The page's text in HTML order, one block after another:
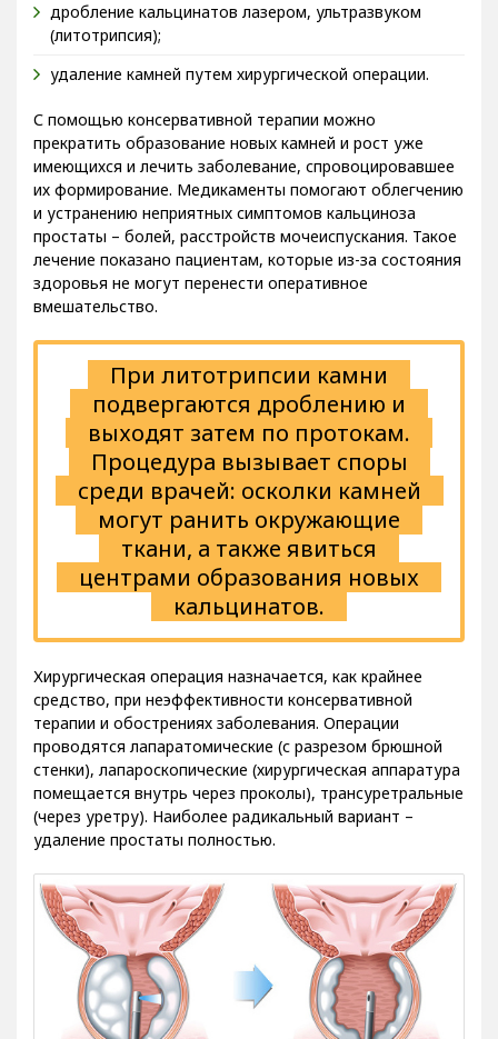
дробление кальцинатов лазером, ультразвуком
(литотрипсия);
удаление камней путем хирургической операции.
С помощью консервативной терапии можно
прекратить образование новых камней и рост уже
имеющихся и лечить заболевание, спровоцировавшее
их формирование. Медикаменты помогают облегчению
и устранению неприятных симптомов кальциноза
простаты – болей, расстройств мочеиспускания. Такое
лечение показано пациентам, которые из-за состояния
здоровья не могут перенести оперативное
вмешательство.
При литотрипсии камни
подвергаются дроблению и
выходят затем по протокам.
Процедура вызывает споры
среди врачей: осколки камней
могут ранить окружающие
ткани, а также явиться
центрами образования новых
кальцинатов.
Хирургическая операция назначается, как крайнее
средство, при неэффективности консервативной
терапии и обострениях заболевания. Операции
проводятся лапаратомические (с разрезом брюшной
стенки), лапароскопические (хирургическая аппаратура
помещается внутрь через проколы), трансуретральные
(через уретру). Наиболее радикальный вариант –
удаление простаты полностью.